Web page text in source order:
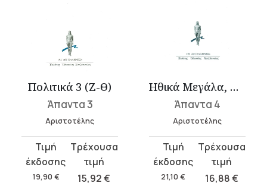
Πολιτικά 3 (Ζ-Θ)
Άπαντα 3
Αριστοτέλης
19,90 €
Original
price
was:
15,92€
τρέχουσα
τιμή
Ηθικά Μεγάλα, Οικονομικός, Περί αρετών και κακιών
Άπαντα 4
Αριστοτέλης
21,10 €
Original
price
was:
16,88€
τρέχουσα
τιμή